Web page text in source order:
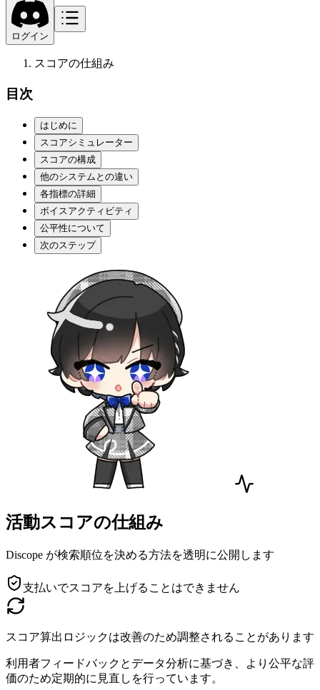
ログイン
スコアの仕組み
目次
はじめに
スコアシミュレーター
スコアの構成
他のシステムとの違い
各指標の詳細
ボイスアクティビティ
公平性について
次のステップ
活動スコアの仕組み
Discope が検索順位を決める方法を透明に公開します
支払いでスコアを上げることはできません
スコア算出ロジックは改善のため調整されることがあります
利用者フィードバックとデータ分析に基づき、より公平な評
価のため定期的に見直しを行っています。